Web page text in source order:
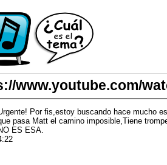
www.youtube.com/
Por fis,estoy buscando hace mucho
pasa Matt el camino imposible,Tiene
ES ESA.